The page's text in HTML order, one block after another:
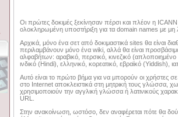
Οι πρώτες δοκιμές ξεκίνησαν πέρσι και πλέον η ICANN
ολοκληρωμένη υποστήριξη για τα domain names με μη
Αρχικά, μόνο ένα σετ από δοκιμαστικά sites θα είναι
περιλαμβάνουν μόνο ένα wiki, αλλά θα είναι
αλφαβήτων: αραβικό, περσικό, κινεζικό
ινδικό (Hindi), ελληνικό, κορεατικό, εβραϊκό (Yiddish),
Αυτό είναι το πρώτο βήμα για να μπορούν οι χρήστες
στο Internet αποκλειστικά στη μητρική τους γλώσσα,
χρησιμοποιούν την αγγλική γλώσσα ή λατινικούς
URL.
Στην ανακοίνωση, ωστόσο, δεν αναφέρεται πότε θα